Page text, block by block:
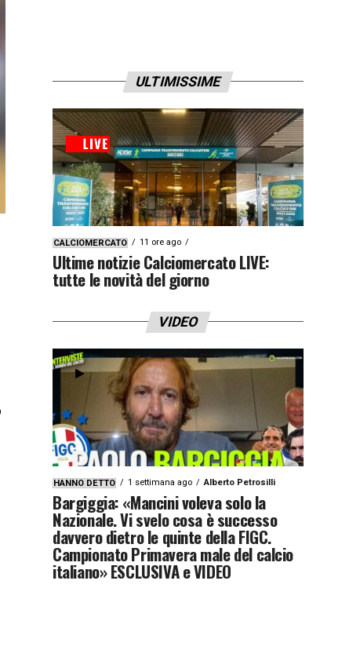
ULTIMISSIME
CALCIOMERCATO 11 ore ago
Ultime notizie Calciomercato LIVE:
tutte le novità del giorno
VIDEO
HANNO DETTO 1 settimana ago Alberto Petrosilli
Bargiggia: «Mancini voleva solo la
Nazionale. Vi svelo cosa è successo
davvero dietro le quinte della FIGC.
Campionato Primavera male del calcio
italiano» ESCLUSIVA e VIDEO